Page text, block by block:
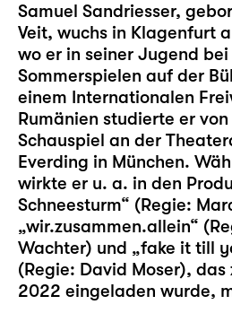
Samuel Sandriesser,
Veit, wuchs in Klagenfurt
wo er in seiner Jugend
Sommerspielen auf der
einem Internationalen
Rumänien studierte er
Schauspiel an der
Everding in München.
wirkte er u. a. in den
Schneesturm“ (Regie:
„wir.zusammen.allein“
Wachter) und „fake it till
(Regie: David Moser), das
2022 eingeladen wurde,